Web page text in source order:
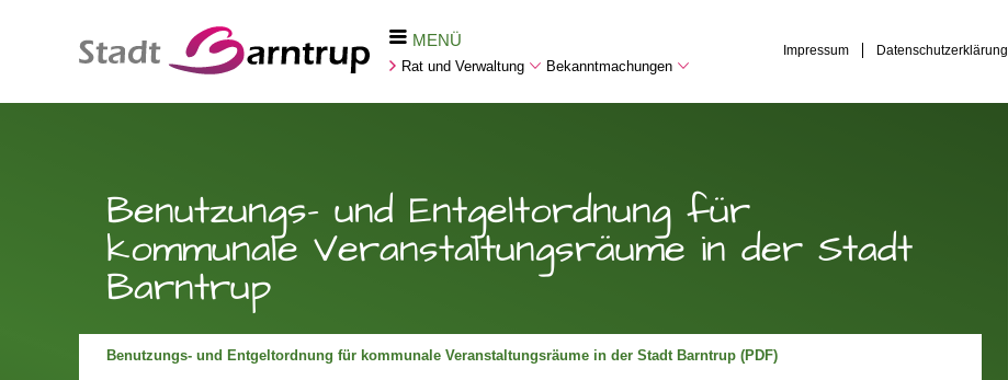
MENÜ
Rat und Verwaltung Bekanntmachungen
Impressum Datenschutzerklärung
Benutzungs- und Entgeltordnung für
kommunale Veranstaltungsräume in der Stadt
Barntrup
Benutzungs- und Entgeltordnung für kommunale Veranstaltungsräume in der Stadt Barntrup (PDF)